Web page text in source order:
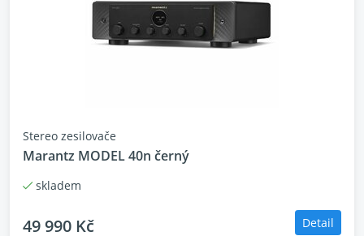
optimalizací místnosti, streamováním a dalšími
technologiemi, které vám usnadní a zkvalitní zábavu.
úžasný výkon s našimi patentovanými zesilovacími
obvody HDAM, aby vytvořil ten nejhudebnější zvuk ve
vaší domácnosti.
Stereo zesilovače
Marantz MODEL 40n černý
skladem
49 990 Kč Detail